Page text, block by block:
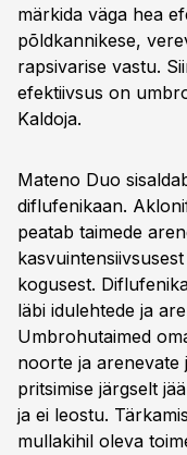
märkida väga hea
põldkannikese,
rapsivarise vastu.
efektiivsus on
Kaldoja.
Mateno Duo
diflufenikaan.
peatab taimede
kogusest.
läbi idulehtede ja
Umbrohutaimed
noorte ja
pritsimise järgselt
ja ei leostu.
mullakihil oleva